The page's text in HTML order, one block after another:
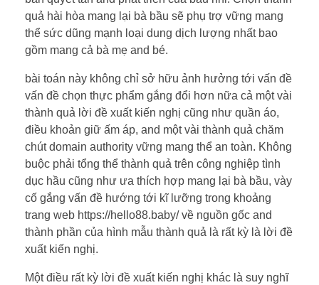
quả hài hòa mang lại bà bầu sẽ phụ trợ vững mang
thể sức dũng mạnh loại dung dịch lượng nhất bao
gồm mang cả bà mẹ and bé.
bài toán này không chỉ sở hữu ảnh hưởng tới vấn đề
vấn đề chọn thực phẩm gắng đổi hơn nữa cả một vài
thành quả lời đề xuất kiến nghị cũng như quần áo,
điều khoản giữ ấm áp, and một vài thành quả chăm
chút domain authority vững mang thể an toàn. Không
buộc phải tổng thể thành quả trên công nghiệp tình
dục hầu cũng như ưa thích hợp mang lại bà bầu, vày
cố gắng vấn đề hướng tới kĩ lưỡng trong khoảng
trang web https://hello88.baby/ về nguồn gốc and
thành phần của hình mẫu thành quả là rất kỳ là lời đề
xuất kiến nghị.
Một điều rất kỳ lời đề xuất kiến nghị khác là suy nghĩ